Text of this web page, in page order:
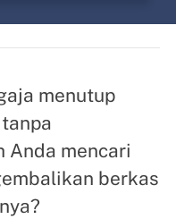
menutup
Anda mencari
berkas